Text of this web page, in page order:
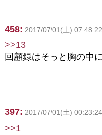
458: 2017/07/01(土)
>>13
回顧録はそっと胸の中
397: 2017/07/01(土)
>>1